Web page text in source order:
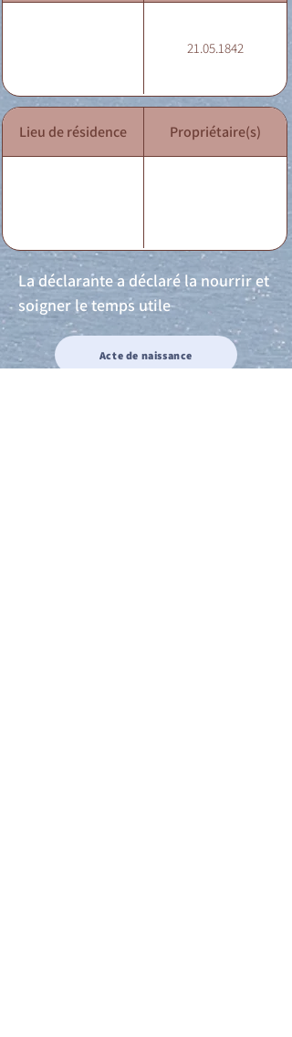
21.05.1842
Lieu de résidence Propriétaire(s)
La déclarante a déclaré la nourrir et
soigner le temps utile
Acte de naissance